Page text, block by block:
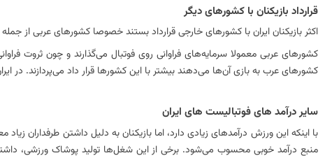
قرارداد بازیکنان با کشور‌های دیگر
اکثر بازیکنان ایران با کشور‌های خارجی قرارداد بستند خصوصا کشور‌های عربی از
کشور‌های عربی معمولا سرمایه‌های فراوانی روی فوتبال می‌گذارند و چون ثروت
کشور‌‌های عرب به بازی آن‌ها می‌دهند بیشتر با این کشورها قرار داد می‌پردازند. در
سایر درآمد‌ های فوتبالیست‌ های ایران
با اینکه این ورزش درآمد‌های زیادی دارد، اما بازیکنان به دلیل داشتن طرفداران
منبع درآمد خوبی محسوب می‌شود. برخی از این شغل‌ها تولید پوشاک ورزشی،